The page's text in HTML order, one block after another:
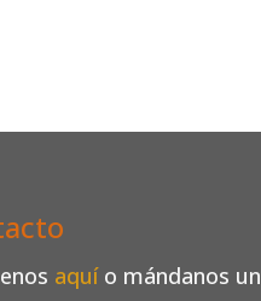
aquío mándanos un